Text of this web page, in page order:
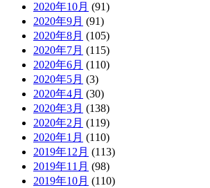
2020年10月 (91)
2020年9月 (91)
2020年8月 (105)
2020年7月 (115)
2020年6月 (110)
2020年5月 (3)
2020年4月 (30)
2020年3月 (138)
2020年2月 (119)
2020年1月 (110)
2019年12月 (113)
2019年11月 (98)
2019年10月 (110)